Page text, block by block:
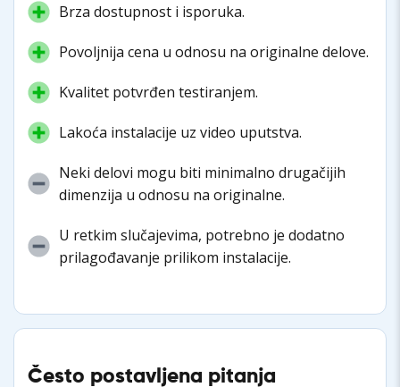
Brza dostupnost i isporuka.
Povoljnija cena u odnosu na originalne delove.
Kvalitet potvrđen testiranjem.
Lakoća instalacije uz video uputstva.
Neki delovi mogu biti minimalno drugačijih
dimenzija u odnosu na originalne.
U retkim slučajevima, potrebno je dodatno
prilagođavanje prilikom instalacije.
Često postavljena pitanja